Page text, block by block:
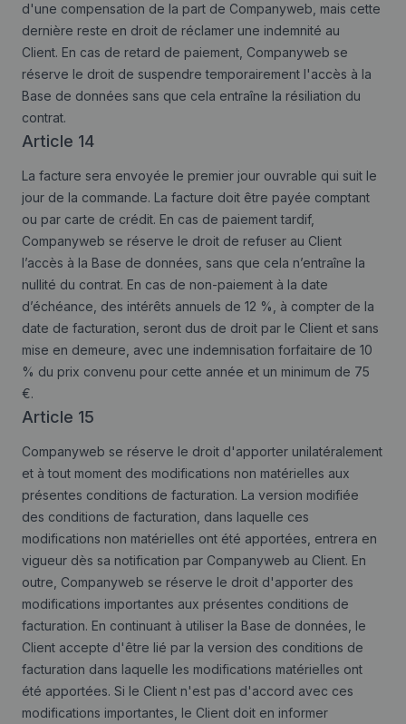
d'une compensation de la part de Companyweb, mais cette
dernière reste en droit de réclamer une indemnité au
Client. En cas de retard de paiement, Companyweb se
réserve le droit de suspendre temporairement l'accès à la
Base de données sans que cela entraîne la résiliation du
contrat.
Article 14
La facture sera envoyée le premier jour ouvrable qui suit le
jour de la commande. La facture doit être payée comptant
ou par carte de crédit. En cas de paiement tardif,
Companyweb se réserve le droit de refuser au Client
l’accès à la Base de données, sans que cela n’entraîne la
nullité du contrat. En cas de non-paiement à la date
d’échéance, des intérêts annuels de 12 %, à compter de la
date de facturation, seront dus de droit par le Client et sans
mise en demeure, avec une indemnisation forfaitaire de 10
% du prix convenu pour cette année et un minimum de 75
€.
Article 15
Companyweb se réserve le droit d'apporter unilatéralement
et à tout moment des modifications non matérielles aux
présentes conditions de facturation. La version modifiée
des conditions de facturation, dans laquelle ces
modifications non matérielles ont été apportées, entrera en
vigueur dès sa notification par Companyweb au Client. En
outre, Companyweb se réserve le droit d'apporter des
modifications importantes aux présentes conditions de
facturation. En continuant à utiliser la Base de données, le
Client accepte d'être lié par la version des conditions de
facturation dans laquelle les modifications matérielles ont
été apportées. Si le Client n'est pas d'accord avec ces
modifications importantes, le Client doit en informer